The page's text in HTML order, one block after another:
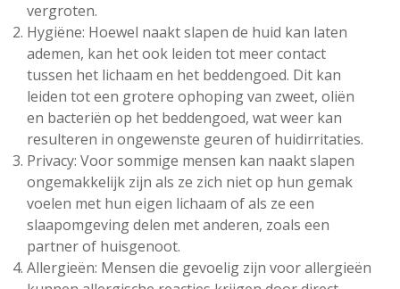
vergroten.
Hygiëne: Hoewel naakt slapen de huid kan laten
ademen, kan het ook leiden tot meer contact
tussen het lichaam en het beddengoed. Dit kan
leiden tot een grotere ophoping van zweet, oliën
en bacteriën op het beddengoed, wat weer kan
resulteren in ongewenste geuren of huidirritaties.
Privacy: Voor sommige mensen kan naakt slapen
ongemakkelijk zijn als ze zich niet op hun gemak
voelen met hun eigen lichaam of als ze een
slaapomgeving delen met anderen, zoals een
partner of huisgenoot.
Allergieën: Mensen die gevoelig zijn voor allergieën